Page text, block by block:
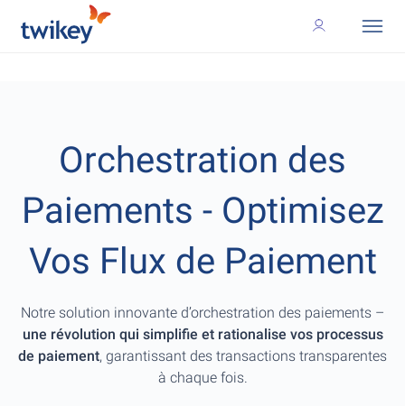
Orchestration des
Paiements - Optimisez
Vos Flux de Paiement
Notre solution innovante d’orchestration des paiements –
une révolution qui simplifie et rationalise vos processus
de paiement, garantissant des transactions transparentes
à chaque fois.